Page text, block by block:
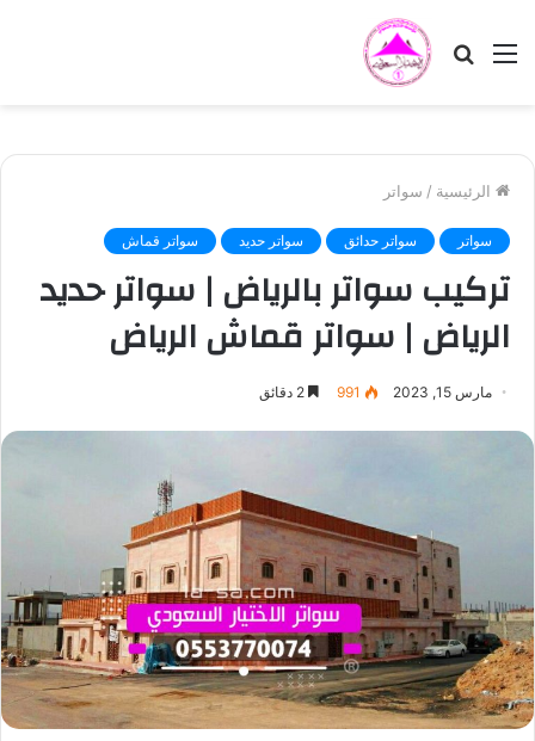
القائمة بحث
الرئيسية / سواتر
سواتر سواتر حدائق سواتر حديد سواتر قماش
تركيب سواتر بالرياض | سواتر حديد
الرياض | سواتر قماش الرياض
مارس 15, 2023 991